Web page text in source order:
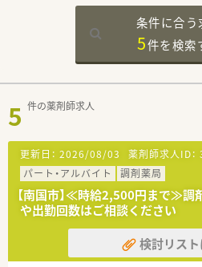
条件に合う
5件を検索
5 件の薬剤師求人
更新日： 2026/08/03 薬剤師求人ID：
パート・アルバイト
調剤薬局
【南国市】≪時給2,500円まで≫調
や出勤回数はご相談ください
検討リス